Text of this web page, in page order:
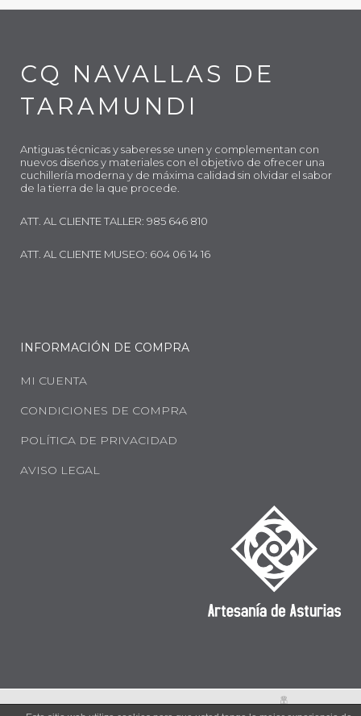
CQ NAVALLAS DE
TARAMUNDI
Antiguas técnicas y saberes se unen y complementan con
nuevos diseños y materiales con el objetivo de ofrecer una
cuchillería moderna y de máxima calidad sin olvidar el sabor
de la tierra de la que procede.
ATT. AL CLIENTE TALLER: 985 646 810
ATT. AL CLIENTE MUSEO: 604 06 14 16
INFORMACIÓN DE COMPRA
MI CUENTA
CONDICIONES DE COMPRA
POLÍTICA DE PRIVACIDAD
AVISO LEGAL